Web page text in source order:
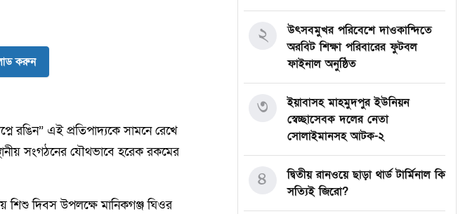
করুন
রঙিন” এই প্রতিপাদ্যকে সামনে রেখে
সংগঠনের যৌথভাবে হরেক রকমের
দিবস উপলক্ষে মানিকগঞ্জ ঘিওর
উৎসবমুখর পরিবেশে দাওকান্দিতে
অরবিট শিক্ষা পরিবারের ফুটবল
ফাইনাল অনুষ্ঠিত
২
ইয়াবাসহ মাহমুদপুর ইউনিয়ন
স্বেচ্ছাসেবক দলের নেতা
সোলাইমানসহ আটক-২
৩
দ্বিতীয় রানওয়ে ছাড়া থার্ড টার্মিনাল কি
সত্যিই জিরো?
৪